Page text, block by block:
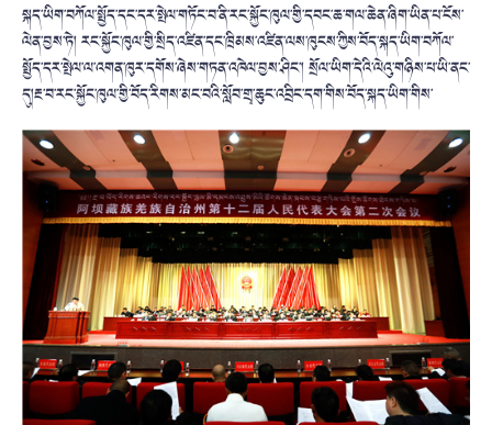
སྐད་ཡིག་བཀོལ་སྤྱོད་དང་དར་སྤེལ་གཏོང་བ་ནི་རང་སྐྱོང་ཁུལ་གྱི་དབང་ཆ་གལ་ཆེན་ཞིག་ཡིན་པ་ངོས་
ལེན་བྱས་ཏེ། རང་སྐྱོང་ཁུལ་གྱི་སྲིད་འཛིན་དང་ཁྲིམས་འཛིན་ལས་ཁུངས་ཀྱིས་བོད་སྐད་ཡིག་བཀོལ་
སྤྱོད་དར་སྤེལ་ལ་འགན་ཁུར་དགོས་ཞེས་གཏན་འཁེལ་བྱས་ཤིང་། སྲོལ་ཡིག་དེའི་ལེའུ་གཉིས་པ་ཡི་ནང་
དུ།རྔ་བ་རང་སྐྱོང་ཁུལ་གྱི་བོད་རིགས་མང་བའི་སློབ་གྲྭ་ཆུང་འབྲིང་དག་གིས་བོད་སྐད་ཡིག་གིས་